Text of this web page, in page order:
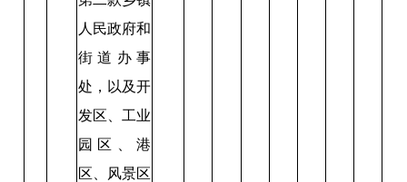
人民政府和
街道办事
处，以及开
发区、工业
园区、港
区、风景区